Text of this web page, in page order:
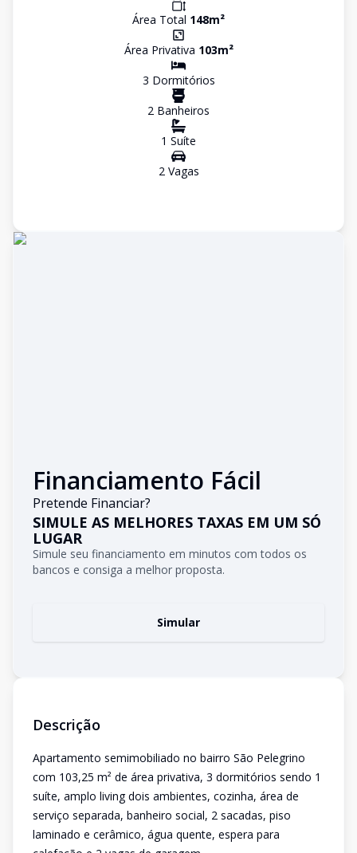
Área Total 148m²
Área Privativa 103m²
3 Dormitórios
2 Banheiros
1 Suíte
2Vagas
Financiamento Fácil
Pretende Financiar?
SIMULE AS MELHORES TAXAS EM UM SÓ
LUGAR
Simule seu financiamento em minutos com todos os
bancos e consiga a melhor proposta.
Simular
Descrição
Apartamento semimobiliado no bairro São Pelegrino
com 103,25 m² de área privativa, 3 dormitórios sendo 1
suíte, amplo living dois ambientes, cozinha, área de
serviço separada, banheiro social, 2 sacadas, piso
laminado e cerâmico, água quente, espera para